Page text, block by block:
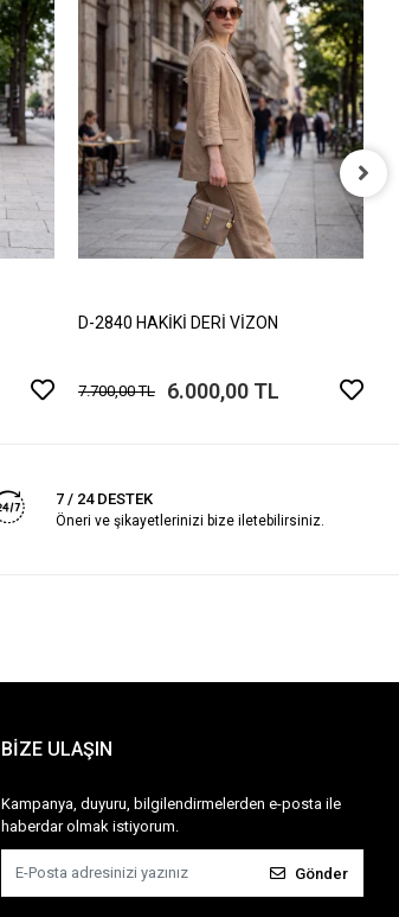
D-2840 HAKİKİ DERİ VİZON
7.700,00 TL 6.000,00 TL
7 / 24 DESTEK
Öneri ve şikayetlerinizi bize iletebilirsiniz.
BİZE ULAŞIN
Kampanya, duyuru, bilgilendirmelerden e-posta ile
haberdar olmak istiyorum.
Gönder